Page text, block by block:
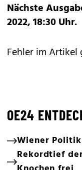
Nächste
2022, 18:30 Uhr.
Fehler im Artikel
OE24
Wiener
Rekordtief